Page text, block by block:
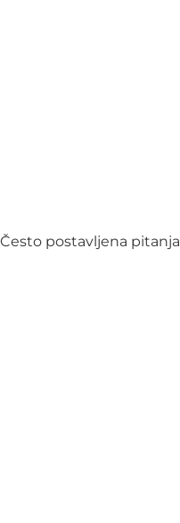
Često postavljena pitanja